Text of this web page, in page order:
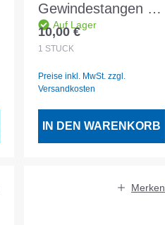
Gewindestangen vz
1mtr M12
Auf Lager
Regulärer Preis:
10,00 €
1 STÜCK
Preise inkl. MwSt. zzgl.
Versandkosten
IN DEN WARENKORB
Merken